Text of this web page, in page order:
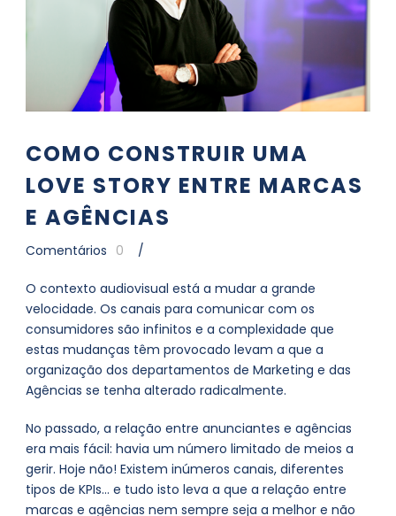
COMO CONSTRUIR UMA
LOVE STORY ENTRE MARCAS
E AGÊNCIAS
Comentários 0 /
O contexto audiovisual está a mudar a grande
velocidade. Os canais para comunicar com os
consumidores são infinitos e a complexidade que
estas mudanças têm provocado levam a que a
organização dos departamentos de Marketing e das
Agências se tenha alterado radicalmente.
No passado, a relação entre anunciantes e agências
era mais fácil: havia um número limitado de meios a
gerir. Hoje não! Existem inúmeros canais, diferentes
tipos de KPIs… e tudo isto leva a que a relação entre
marcas e agências nem sempre seja a melhor e não